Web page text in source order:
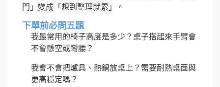
門」變成「想到整理就累」。
下單前必問五題
我最常用的椅子高度是多少？桌子搭起來手臂會
不會懸空或彎腰？
我會不會把爐具、熱鍋放桌上？需要耐熱桌面與
更高穩定嗎？